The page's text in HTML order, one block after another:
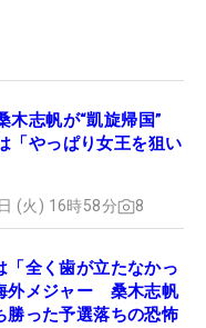
木志帆が“凱旋帰国”
「やっぱり女王を狙い
(火) 16時58分 8
「全く歯が立たなかっ
外メジャー 桑木志帆
勝った予選落ちの恐怖